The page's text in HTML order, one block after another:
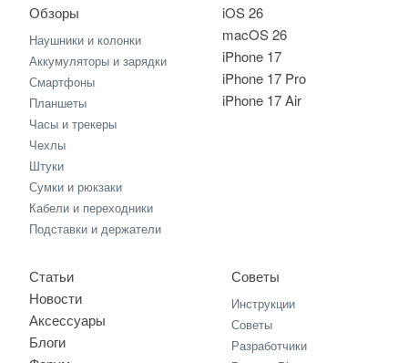
iOS 26
macOS 26
iPhone 17
iPhone 17 Pro
iPhone 17 Air
Обзоры
Наушники и колонки
Аккумуляторы и зарядки
Смартфоны
Планшеты
Часы и трекеры
Чехлы
Штуки
Сумки и рюкзаки
Кабели и переходники
Подставки и держатели
Статьи
Новости
Аксессуары
Блоги
Советы
Инструкции
Советы
Разработчики